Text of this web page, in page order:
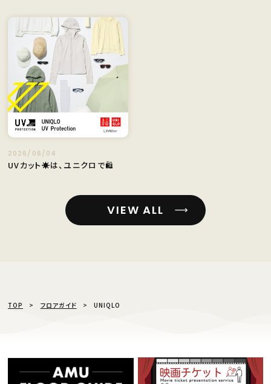
2026/06/04
UVカット☀️は、ユニクロで🛍️
VIEW ALL
TOP フロアガイド UNIQLO